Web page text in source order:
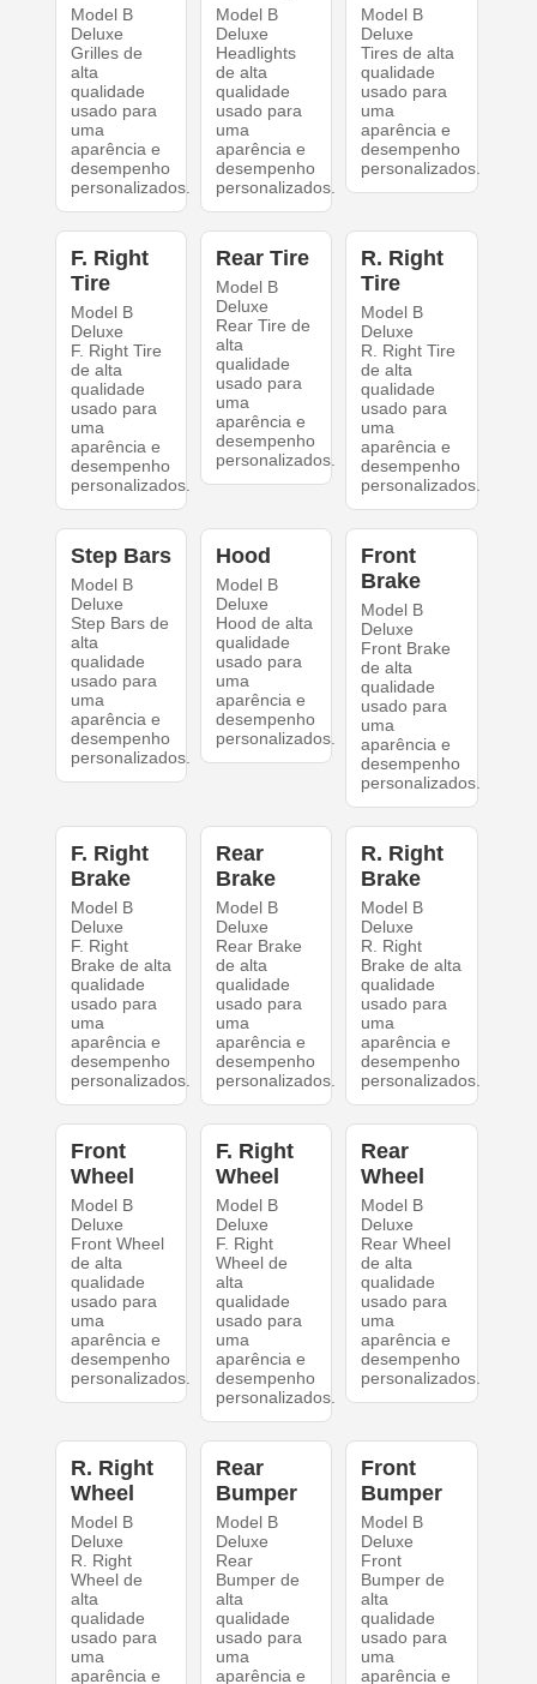
Model B
Deluxe
Grilles de
alta
qualidade
usado para
uma
aparência e
desempenho
personalizados.
Model B
Deluxe
Headlights
de alta
qualidade
usado para
uma
aparência e
desempenho
personalizados.
Model B
Deluxe
Tires de alta
qualidade
usado para
uma
aparência e
desempenho
personalizados.
F. Right
Tire
Model B
Deluxe
F. Right Tire
de alta
qualidade
usado para
uma
aparência e
desempenho
personalizados.
Rear Tire
Model B
Deluxe
Rear Tire de
alta
qualidade
usado para
uma
aparência e
desempenho
personalizados.
R. Right
Tire
Model B
Deluxe
R. Right Tire
de alta
qualidade
usado para
uma
aparência e
desempenho
personalizados.
Step Bars
Model B
Deluxe
Step Bars de
alta
qualidade
usado para
uma
aparência e
desempenho
personalizados.
Hood
Model B
Deluxe
Hood de alta
qualidade
usado para
uma
aparência e
desempenho
personalizados.
Front
Brake
Model B
Deluxe
Front Brake
de alta
qualidade
usado para
uma
aparência e
desempenho
personalizados.
F. Right
Brake
Model B
Deluxe
F. Right
Brake de alta
qualidade
usado para
uma
aparência e
desempenho
personalizados.
Rear
Brake
Model B
Deluxe
Rear Brake
de alta
qualidade
usado para
uma
aparência e
desempenho
personalizados.
R. Right
Brake
Model B
Deluxe
R. Right
Brake de alta
qualidade
usado para
uma
aparência e
desempenho
personalizados.
Front
Wheel
Model B
Deluxe
Front Wheel
de alta
qualidade
usado para
uma
aparência e
desempenho
personalizados.
F. Right
Wheel
Model B
Deluxe
F. Right
Wheel de
alta
qualidade
usado para
uma
aparência e
desempenho
personalizados.
Rear
Wheel
Model B
Deluxe
Rear Wheel
de alta
qualidade
usado para
uma
aparência e
desempenho
personalizados.
R. Right
Wheel
Model B
Deluxe
R. Right
Wheel de
alta
qualidade
usado para
uma
aparência e
Rear
Bumper
Model B
Deluxe
Rear
Bumper de
alta
qualidade
usado para
uma
aparência e
Front
Bumper
Model B
Deluxe
Front
Bumper de
alta
qualidade
usado para
uma
aparência e